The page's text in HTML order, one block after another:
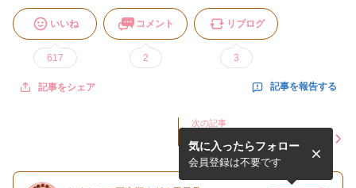
いいね
617
コメント
2
リブログ
3
記事をシェア 記事を報告する
次の記事
ゴリカバ年表～第三章～【2
026年7月～】
気に入ったらフォロー
会員登録は不要です